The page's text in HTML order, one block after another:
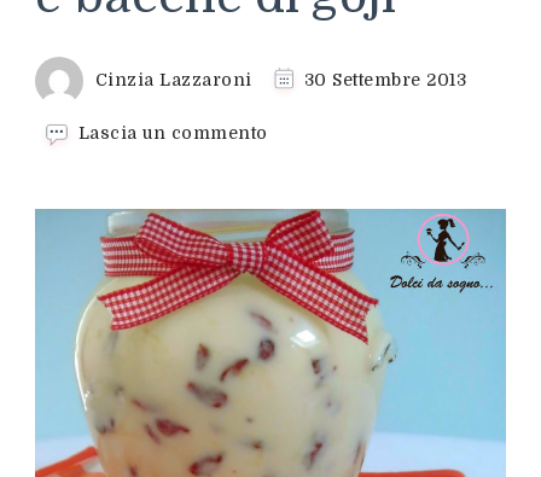
Cinzia Lazzaroni 30 Settembre 2013
Lascia un commento
al
cioccolato
bianco
e
bacche
di
goji